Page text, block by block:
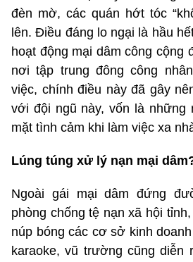
đèn mờ, các quán hớt tóc
lên. Điều đáng lo ngại là hầu
hoạt động mại dâm công cộng
nơi tập trung đông công
việc, chính điều này đã gây
với đội ngũ này, vốn là những
mặt tình cảm khi làm việc xa
Lúng túng xử lý nạn mại
Ngoài gái mại dâm đứng
phòng chống tệ nạn xã hội
núp bóng các cơ sở kinh
karaoke, vũ trường cũng diễn